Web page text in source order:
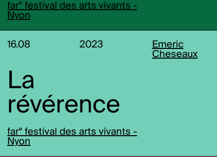
far° festival des arts vivants -
Nyon
16.08 2023
Emeric
Cheseaux
La
révérence
far° festival des arts vivants -
Nyon